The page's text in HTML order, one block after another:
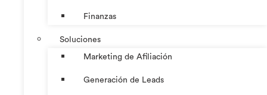
Finanzas
Soluciones
Marketing de Afiliación
Generación de Leads